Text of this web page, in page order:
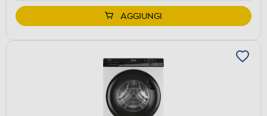
AGGIUNGI